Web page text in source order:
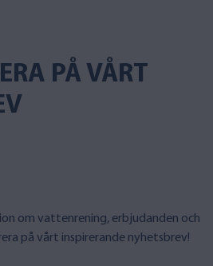
PÅ VÅRT
om vattenrening, erbjudanden och
på vårt inspirerande nyhetsbrev!